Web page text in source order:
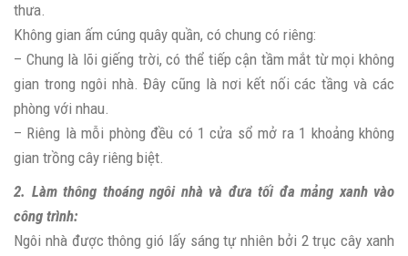
thưa.
Không gian ấm cúng quây quần, có chung có riêng:
– Chung là lõi giếng trời, có thể tiếp cận tầm mắt từ mọi không
gian trong ngôi nhà. Đây cũng là nơi kết nối các tầng và các
phòng với nhau.
– Riêng là mỗi phòng đều có 1 cửa sổ mở ra 1 khoảng không
gian trồng cây riêng biệt.
2. Làm thông thoáng ngôi nhà và đưa tối đa mảng xanh vào
công trình:
Ngôi nhà được thông gió lấy sáng tự nhiên bởi 2 trục cây xanh